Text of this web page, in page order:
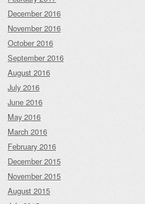
December 2016
November 2016
October 2016
September 2016
August 2016
July 2016
June 2016
May 2016
March 2016
February 2016
December 2015
November 2015
August 2015